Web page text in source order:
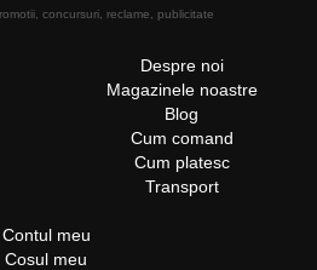
concursuri, reclame, publicitate
Despre noi
Magazinele noastre
Blog
Cum comand
Cum platesc
Transport
Contul meu
Cosul meu